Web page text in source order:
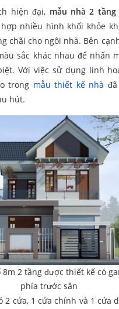
hiện đại, mẫu nhà 2
nhiều hình khối khỏe
chãi cho ngôi nhà. Bên
sắc khác nhau để nhấn
Với việc sử dụng linh
trong mẫu thiết kế nhà
hút.
2 tầng được thiết kế có
phía trước sân
2 cửa, 1 cửa chính và 1 cửa